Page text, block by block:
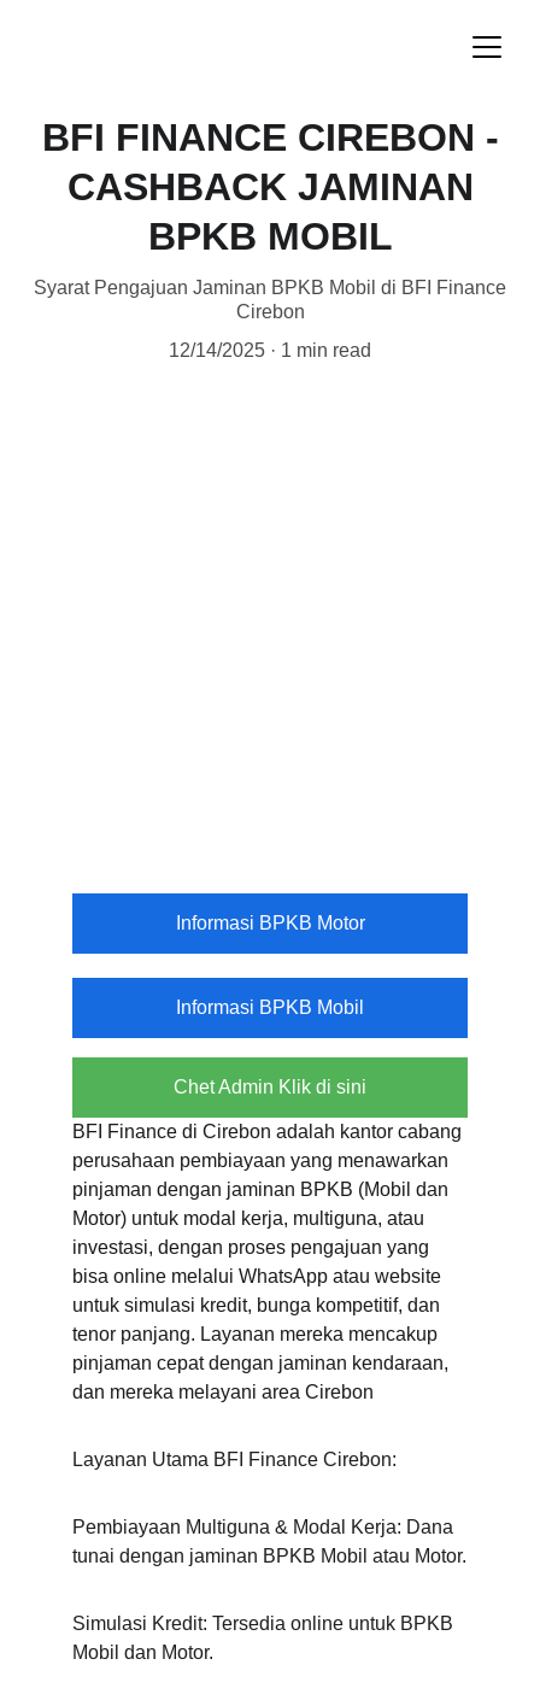
BFI FINANCE CIREBON -
CASHBACK JAMINAN
BPKB MOBIL
Syarat Pengajuan Jaminan BPKB Mobil di BFI Finance
Cirebon
12/14/2025
1 min read
BFI Finance di Cirebon adalah kantor cabang
perusahaan pembiayaan yang menawarkan
pinjaman dengan jaminan BPKB (Mobil dan
Motor) untuk modal kerja, multiguna, atau
investasi, dengan proses pengajuan yang
bisa online melalui WhatsApp atau website
untuk simulasi kredit, bunga kompetitif, dan
tenor panjang. Layanan mereka mencakup
pinjaman cepat dengan jaminan kendaraan,
dan mereka melayani area Cirebon
Layanan Utama BFI Finance Cirebon:
Pembiayaan Multiguna & Modal Kerja: Dana
tunai dengan jaminan BPKB Mobil atau Motor.
Simulasi Kredit: Tersedia online untuk BPKB
Mobil dan Motor.
Informasi BPKB Motor
Informasi BPKB Mobil
Chet Admin Klik di sini